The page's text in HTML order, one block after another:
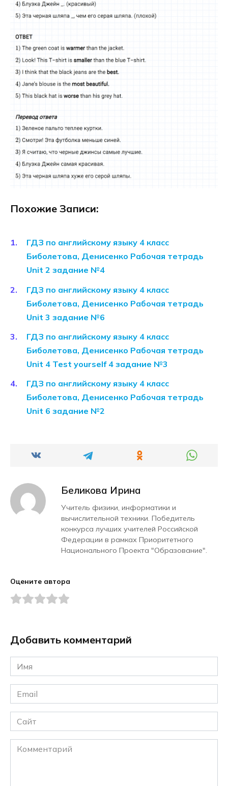
Похожие Записи:
ГДЗ по английскому языку 4 класс
Биболетова, Денисенко Рабочая тетрадь
Unit 2 задание №4
ГДЗ по английскому языку 4 класс
Биболетова, Денисенко Рабочая тетрадь
Unit 3 задание №6
ГДЗ по английскому языку 4 класс
Биболетова, Денисенко Рабочая тетрадь
Unit 4 Test yourself 4 задание №3
ГДЗ по английскому языку 4 класс
Биболетова, Денисенко Рабочая тетрадь
Unit 6 задание №2
Беликова Ирина
Учитель физики, информатики и
вычислительной техники. Победитель
конкурса лучших учителей Российской
Федерации в рамках Приоритетного
Национального Проекта "Образование".
Оцените автора
Добавить комментарий
Имя
*
Email
*
Сайт
Комментарий